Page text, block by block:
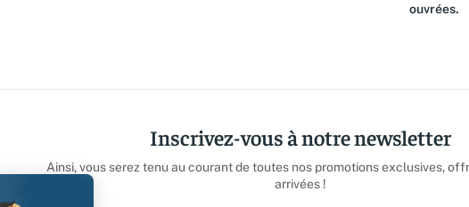
ouvrées.
Inscrivez-vous à notre newsletter
Ainsi, vous serez tenu au courant de toutes nos promotions exclusives,
arrivées !